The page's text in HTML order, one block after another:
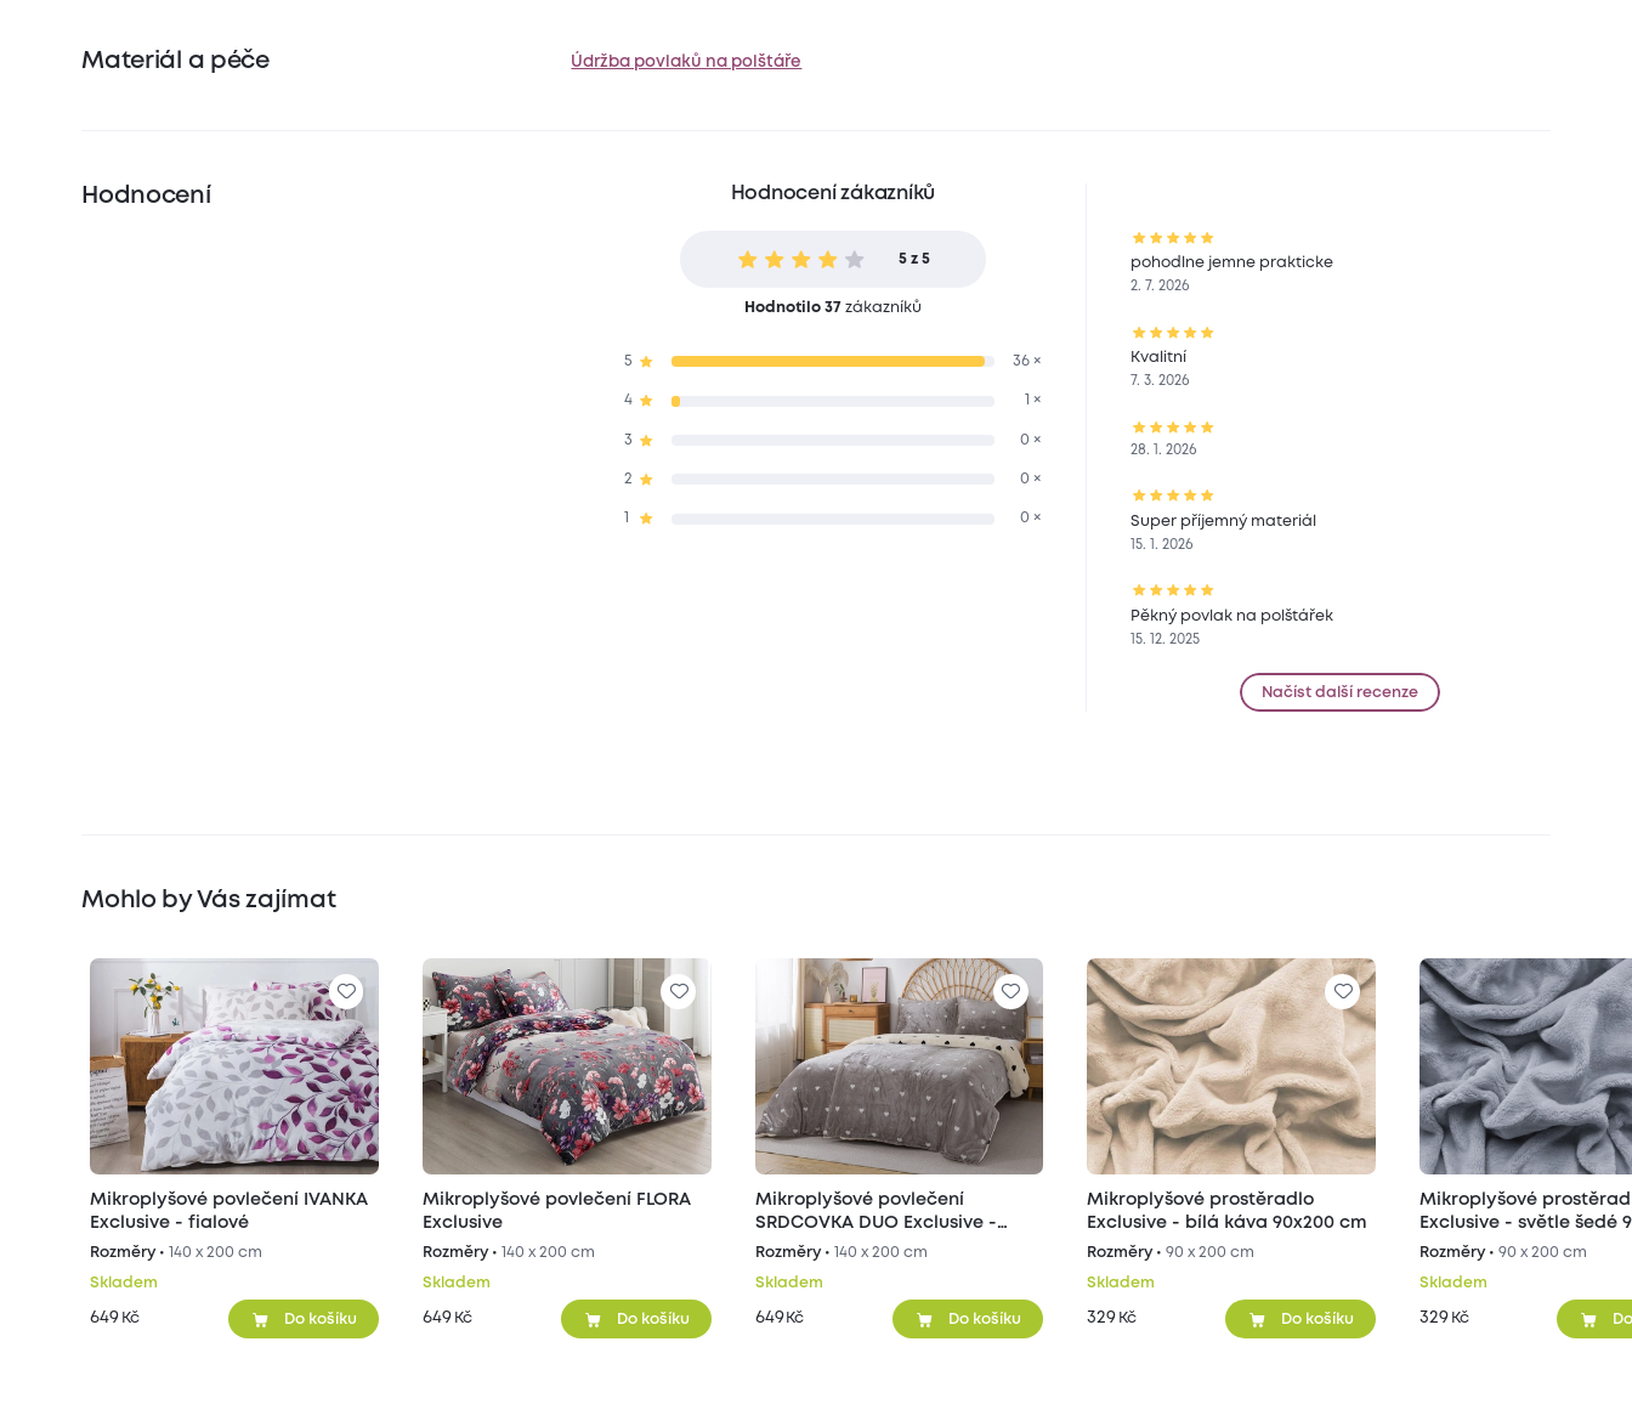
Materiál a péče Údržba povlaků na polštáře
Hodnocení Hodnocení zákazníků
5 z 5
Hodnotilo 37 zákazníků
5 36 ×
4 1 ×
3 0 ×
2 0 ×
0 ×
pohodlne jemne prakticke
2. 7. 2026
Kvalitní
7. 3. 2026
28. 1. 2026
Super příjemný materiál
15. 1. 2026
Pěkný povlak na polštářek
15. 12. 2025
Načíst další recenze
Mohlo by Vás zajímat
Mikroplyšové povlečení IVANKA
Exclusive - fialové
Rozměry • 140 x 200 cm
Skladem
649 Kč Do košíku
Mikroplyšové povlečení FLORA
Exclusive
Rozměry • 140 x 200 cm
Skladem
649 Kč Do košíku
Mikroplyšové povlečení
SRDCOVKA DUO Exclusive -
šedé/béžové
Rozměry • 140 x 200 cm
Skladem
649 Kč Do košíku
Mikroplyšové prostěradlo
Exclusive - bílá káva 90x200 cm
Rozměry •90 x 200 cm
Skladem
329 Kč Do košíku
Mikroplyšové
Exclusive - světle šedé
cm
Rozměry • 90 x 200 cm
Skladem
329 Kč